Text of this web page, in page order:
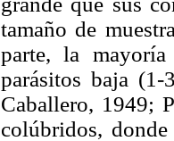
tamaño de
parte, la
parásitos baja
Caballero, 1949;
colúbridos,